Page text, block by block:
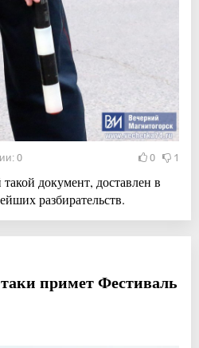
0 0 1
документ, доставлен в
разбирательств.
примет Фестиваль